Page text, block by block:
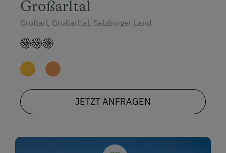
Großarltal
Großarl, Großarltal, Salzburger Land
JETZT ANFRAGEN